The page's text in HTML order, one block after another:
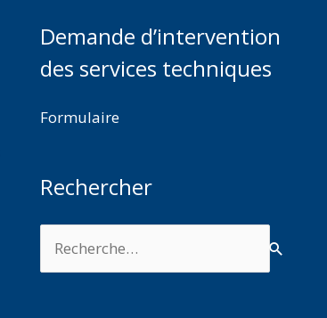
Demande d’intervention
des services techniques
Formulaire
Rechercher